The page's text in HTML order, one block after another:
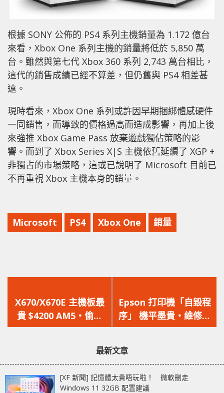
根據 SONY 公佈的 PS4 系列主機銷量為 1.172 億台
來看，Xbox One 系列主機的銷量將低於 5,850 萬
台。雖然與第七代 Xbox 360 系列 2,743 萬台相比，
這代的銷售成績已經不算差，但仍舊與 PS4 相差甚
遠。
現時看來，Xbox One 系列或許因早期捆綁體感硬件
一同銷售，而導致的價格過高而造成影響，再加上後
來強推 Xbox Game Pass 放棄遊戲獨佔策略的影
響。而到了 Xbox Series X|S 主機依舊延續了 XGP +
非獨占的市場策略，這或已說明了 Microsoft 目前已
不再重視 Xbox 主機本身的銷量。
Microsoft PS4 Xbox One 銷量
一
篇
文
X670/X670E 主機板最
貴 $4200 AM5‧偷跑
價‧比 Intel Z690 更貴
一
篇
文
Epson 打印機「自毀程
序」 機平墨貴‧維修不
如買新
最新文章
[XF 新聞] 記憶體太貴唔玩啦！ 微軟刪走
Windows 11 32GB 配置建議